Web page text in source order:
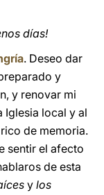
días!
. Deseo dar
y
y renovar mi
Iglesia local y al
de memoria.
sentir el afecto
de esta
y los